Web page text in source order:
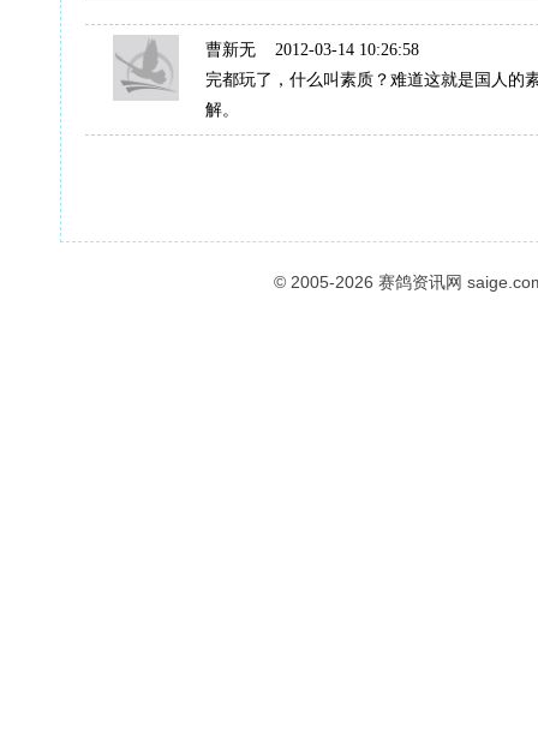
曹新无 2012-03-14 10:26:58
完都玩了，什么叫素质？难道这就是国人的
解。
© 2005-2026 赛鸽资讯网